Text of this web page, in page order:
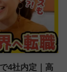
4社内定｜高